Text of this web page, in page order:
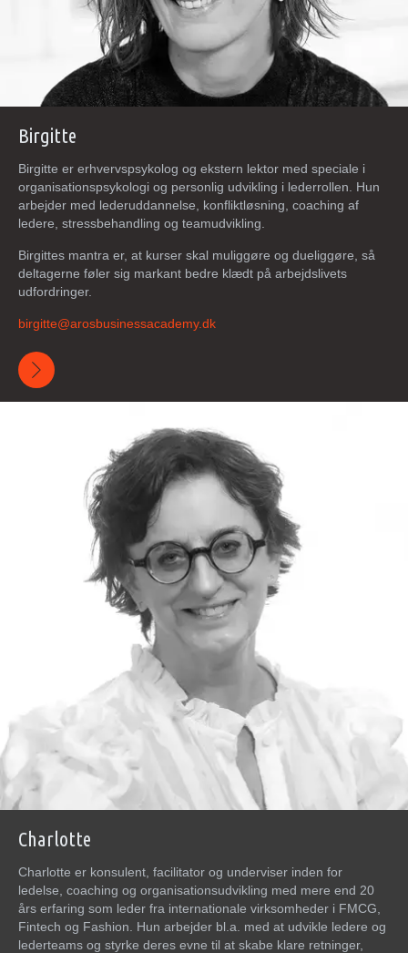
Birgitte
Birgitte er erhvervspsykolog og ekstern lektor med speciale i
organisationspsykologi og personlig udvikling i lederrollen. Hun
arbejder med lederuddannelse, konfliktløsning, coaching af
ledere, stressbehandling og teamudvikling.
Birgittes mantra er, at kurser skal muliggøre og dueliggøre, så
deltagerne føler sig markant bedre klædt på arbejdslivets
udfordringer.
birgitte@arosbusinessacademy.dk
Charlotte
Charlotte er konsulent, facilitator og underviser inden for
ledelse, coaching og organisationsudvikling med mere end 20
års erfaring som leder fra internationale virksomheder i FMCG,
Fintech og Fashion. Hun arbejder bl.a. med at udvikle ledere og
lederteams og styrke deres evne til at skabe klare retninger,